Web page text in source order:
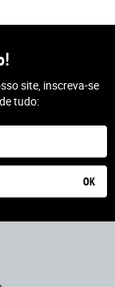
site, inscreva-se
tudo:
OK